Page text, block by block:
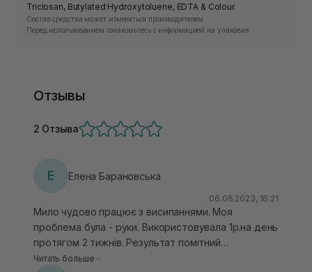
Triclosan, Butylated Hydroxytoluene, EDTA & Colour.
Состав средства может изменяться производителем.
Перед использованием ознакомьтесь с информацией на упаковке.
Отзывы
2 Отзыва
Е Елена Барановська
06.06.2023, 16:21
Мило чудово працює з висипаннями. Моя
проблема була - руки. Використовувала 1р.на день
протягом 2 тижнів. Результат помітний
однозначно. Нові висипання не з'являються, а ті,
Читать больше